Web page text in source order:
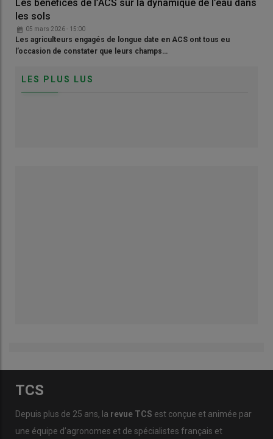
Les bénéfices de l’ACS sur la dynamique de l’eau dans
les sols
05 mars 2026 - 15:00
Les agriculteurs engagés de longue date en ACS ont tous eu
l’occasion de constater que leurs champs…
LES PLUS LUS
TCS
Depuis plus de 25 ans, la revue TCS est conçue et animée par
une équipe d’agronomes et de spécialistes français et